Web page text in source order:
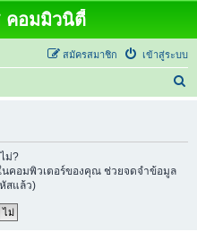
คอมมิวนิตี้
เข้าสู่ระบบ
สมัครสมาชิก
า
ม่?
นคอมพิวเตอร์ของคุณ ช่วยจดจำข้อมูล
สแล้ว)